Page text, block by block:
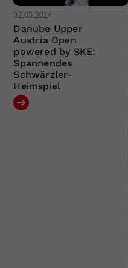
02.05.2024
Danube Upper
Austria Open
powered by SKE:
Spannendes
Schwärzler-
Heimspiel